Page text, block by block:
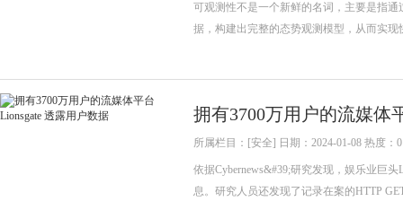
可观测性不是一个新鲜的名词，主要是指通
据，构建出完整的态势观测模型，从而实
拥有3700万用户的流媒体
所属栏目：[安全] 日期：2024-01-08 热度：0
依据Cybernews&#39;研究发现，娱乐业巨
息。研究人员还发现了记录在案的HTTP